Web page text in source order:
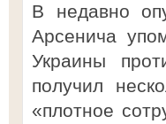
В недавно
Арсенича
Украины
получил
«плотное